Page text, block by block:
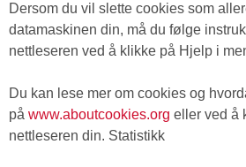
Dersom du vil slette cookies som
datamaskinen din, må du følge
nettleseren ved å klikke på Hjelp i
Du kan lese mer om cookies og
på www.aboutcookies.org eller ved å
nettleseren din. Statistikk